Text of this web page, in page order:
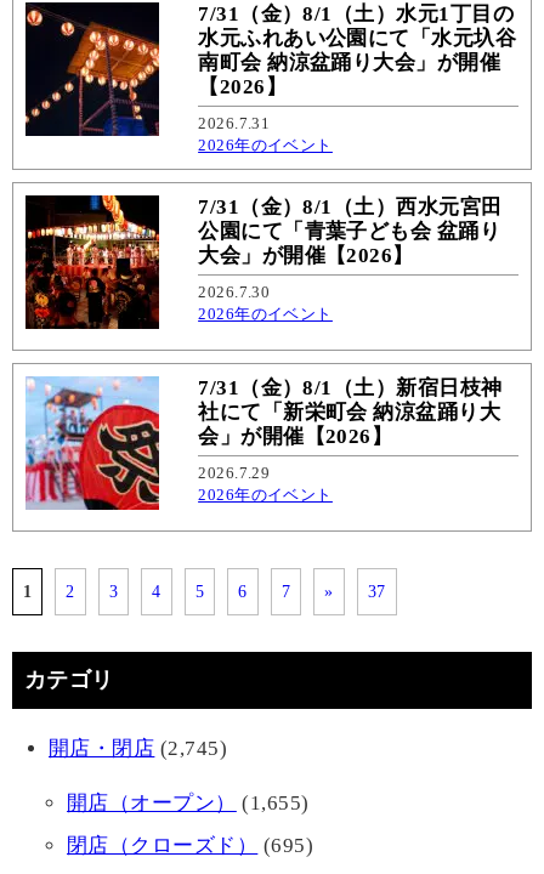
7/31（金）8/1（土）水元1丁目の
水元ふれあい公園にて「水元圦谷
南町会 納涼盆踊り大会」が開催
【2026】
2026.7.31
2026年のイベント
7/31（金）8/1（土）西水元宮田
公園にて「青葉子ども会 盆踊り
大会」が開催【2026】
2026.7.30
2026年のイベント
7/31（金）8/1（土）新宿日枝神
社にて「新栄町会 納涼盆踊り大
会」が開催【2026】
2026.7.29
2026年のイベント
1 2 3 4 5 6 7 » 37
カテゴリ
開店・閉店 (2,745)
開店（オープン）
(1,655)
閉店（クローズド）
(695)